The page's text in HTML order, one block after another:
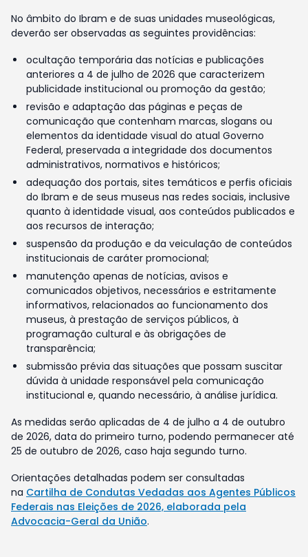
No âmbito do Ibram e de suas unidades museológicas,
deverão ser observadas as seguintes providências:
ocultação temporária das notícias e publicações
anteriores a 4 de julho de 2026 que caracterizem
publicidade institucional ou promoção da gestão;
revisão e adaptação das páginas e peças de
comunicação que contenham marcas, slogans ou
elementos da identidade visual do atual Governo
Federal, preservada a integridade dos documentos
administrativos, normativos e históricos;
adequação dos portais, sites temáticos e perfis oficiais
do Ibram e de seus museus nas redes sociais, inclusive
quanto à identidade visual, aos conteúdos publicados e
aos recursos de interação;
suspensão da produção e da veiculação de conteúdos
institucionais de caráter promocional;
manutenção apenas de notícias, avisos e
comunicados objetivos, necessários e estritamente
informativos, relacionados ao funcionamento dos
museus, à prestação de serviços públicos, à
programação cultural e às obrigações de
transparência;
submissão prévia das situações que possam suscitar
dúvida à unidade responsável pela comunicação
institucional e, quando necessário, à análise jurídica.
As medidas serão aplicadas de 4 de julho a 4 de outubro
de 2026, data do primeiro turno, podendo permanecer até
25 de outubro de 2026, caso haja segundo turno.
Orientações detalhadas podem ser consultadas
na Cartilha de Condutas Vedadas aos Agentes Públicos
Federais nas Eleições de 2026, elaborada pela
Advocacia-Geral da União.